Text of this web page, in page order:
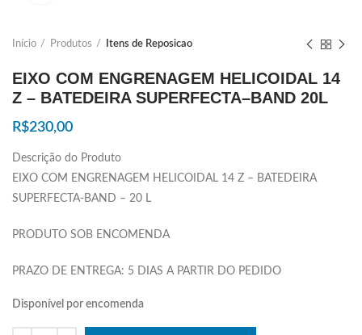
Início Produtos Itens de Reposicao
EIXO COM ENGRENAGEM HELICOIDAL 14
Z – BATEDEIRA SUPERFECTA–BAND 20L
R$230,00
Descrição do Produto
EIXO COM ENGRENAGEM HELICOIDAL 14 Z – BATEDEIRA
SUPERFECTA-BAND – 20 L
PRODUTO SOB ENCOMENDA
PRAZO DE ENTREGA: 5 DIAS A PARTIR DO PEDIDO
Disponível por encomenda